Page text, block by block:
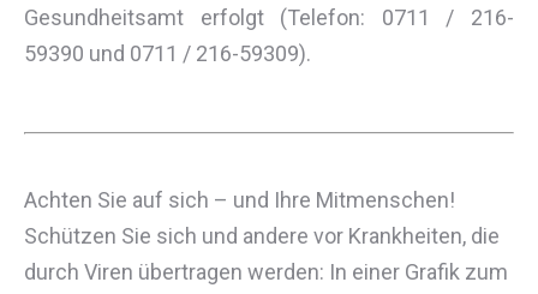
Gesundheitsamt erfolgt (Telefon: 0711 / 216-
59390 und 0711 / 216-59309).
Achten Sie auf sich – und Ihre Mitmenschen!
Schützen Sie sich und andere vor Krankheiten, die
durch Viren übertragen werden: In einer Grafik zum